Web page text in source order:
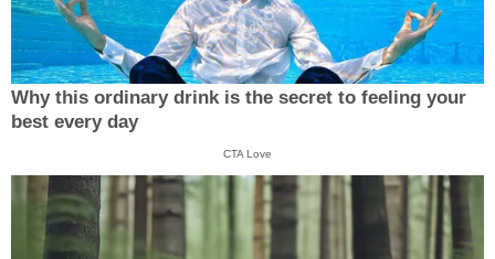
Why this ordinary drink is the secret to feeling your
best every day
CTA Love